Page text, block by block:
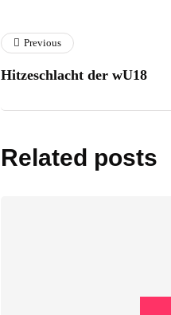
Previous
Hitzeschlacht der wU18
Related posts